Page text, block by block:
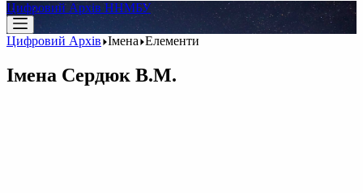
Цифровий Архів ННМБУ
Цифровий Архів Імена Елементи
Імена Сердюк В.М.